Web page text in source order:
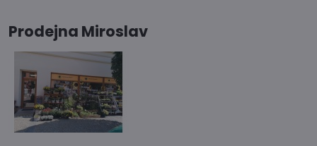
Prodejna Miroslav